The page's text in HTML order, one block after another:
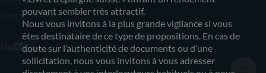
pouvant sembler très attractif.
Nous vous invitons à la plus grande vigilance si vous
êtes destinataire de ce type de propositions. En cas de
doute sur l’authenticité de documents ou d’une
sollicitation, nous vous invitons à vous adresser
Contacts Presse